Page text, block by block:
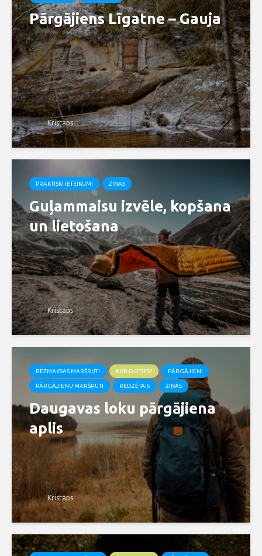
Pārgājiens Līgatne – Gauja
Kristaps
PRAKTISKI IETEIKUMI ZIŅAS
Guļammaisu izvēle, kopšana
un lietošana
Kristaps
BEZMAKSAS MARŠRUTI KUR DOTIES? PĀRGĀJIENI
PĀRGĀJIENU MARŠRUTI REDZĒTAIS ZIŅAS
Daugavas loku pārgājiena
aplis
Kristaps